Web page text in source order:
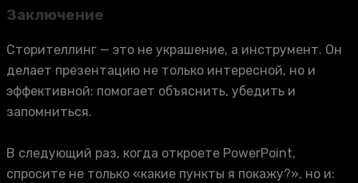
Заключение
Сторителлинг — это не украшение, а инструмент. Он
делает презентацию не только интересной, но и
эффективной: помогает объяснить, убедить и
запомниться.
В следующий раз, когда откроете PowerPoint,
спросите не только «какие пункты я покажу?», но и: